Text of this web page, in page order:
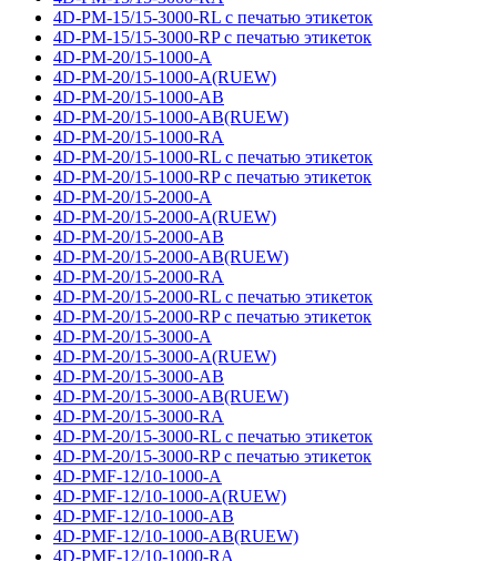
4D-PM-15/15-3000-RL с печатью этикеток
4D-PM-15/15-3000-RP с печатью этикеток
4D-PM-20/15-1000-A
4D-PM-20/15-1000-A(RUEW)
4D-PM-20/15-1000-AB
4D-PM-20/15-1000-AB(RUEW)
4D-PM-20/15-1000-RA
4D-PM-20/15-1000-RL с печатью этикеток
4D-PM-20/15-1000-RP с печатью этикеток
4D-PM-20/15-2000-A
4D-PM-20/15-2000-A(RUEW)
4D-PM-20/15-2000-AB
4D-PM-20/15-2000-AB(RUEW)
4D-PM-20/15-2000-RA
4D-PM-20/15-2000-RL с печатью этикеток
4D-PM-20/15-2000-RP с печатью этикеток
4D-PM-20/15-3000-A
4D-PM-20/15-3000-A(RUEW)
4D-PM-20/15-3000-AB
4D-PM-20/15-3000-AB(RUEW)
4D-PM-20/15-3000-RA
4D-PM-20/15-3000-RL с печатью этикеток
4D-PM-20/15-3000-RP с печатью этикеток
4D-PMF-12/10-1000-A
4D-PMF-12/10-1000-A(RUEW)
4D-PMF-12/10-1000-AB
4D-PMF-12/10-1000-AB(RUEW)
4D-PMF-12/10-1000-RA